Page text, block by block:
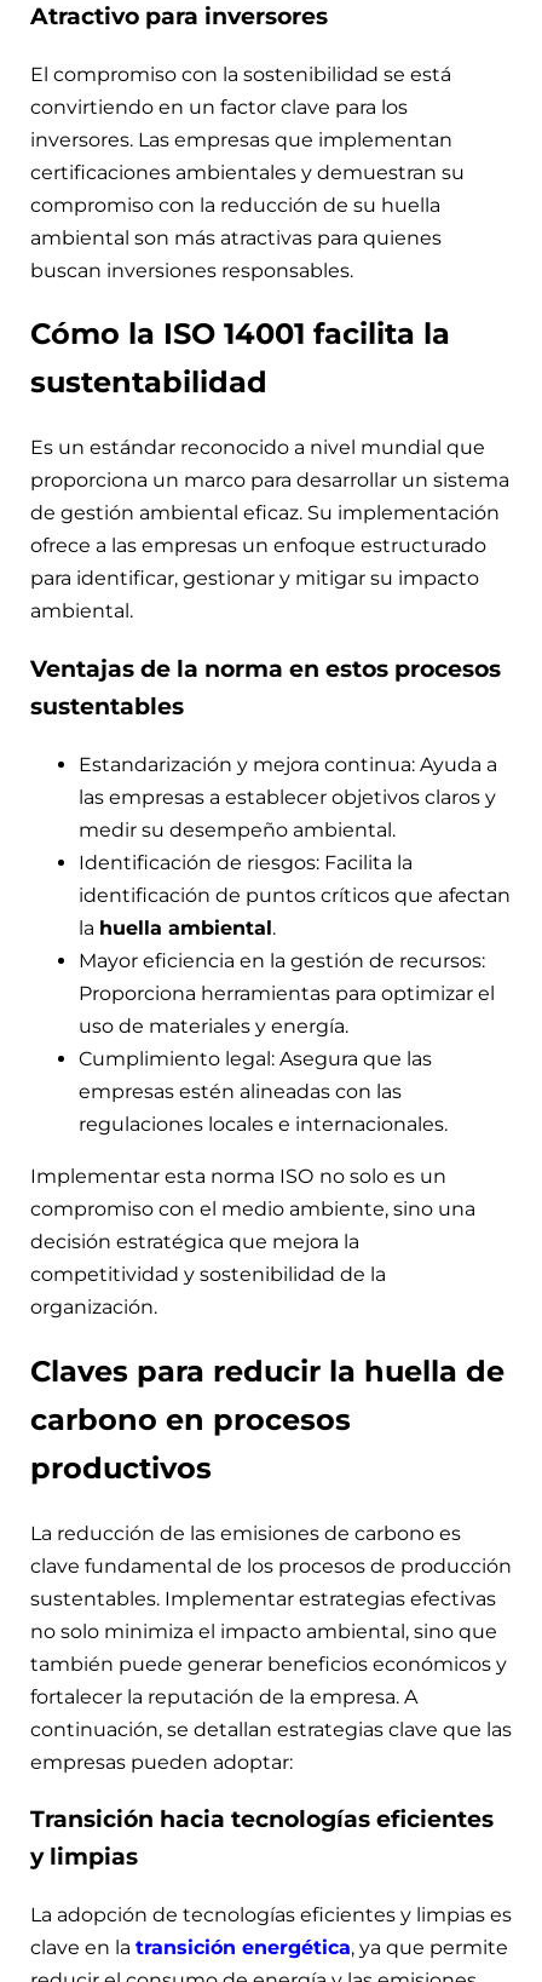
Atractivo para inversores
El compromiso con la sostenibilidad se está
convirtiendo en un factor clave para los
inversores. Las empresas que implementan
certificaciones ambientales y demuestran su
compromiso con la reducción de su huella
ambiental son más atractivas para quienes
buscan inversiones responsables.
Cómo la ISO 14001 facilita la
sustentabilidad
Es un estándar reconocido a nivel mundial que
proporciona un marco para desarrollar un sistema
de gestión ambiental eficaz. Su implementación
ofrece a las empresas un enfoque estructurado
para identificar, gestionar y mitigar su impacto
ambiental.
Ventajas de la norma en estos procesos
sustentables
Estandarización y mejora continua: Ayuda a
las empresas a establecer objetivos claros y
medir su desempeño ambiental.
Identificación de riesgos: Facilita la
identificación de puntos críticos que afectan
la huella ambiental.
Mayor eficiencia en la gestión de recursos:
Proporciona herramientas para optimizar el
uso de materiales y energía.
Cumplimiento legal: Asegura que las
empresas estén alineadas con las
regulaciones locales e internacionales.
Implementar esta norma ISO no solo es un
compromiso con el medio ambiente, sino una
decisión estratégica que mejora la
competitividad y sostenibilidad de la
organización.
Claves para reducir la huella de
carbono en procesos
productivos
La reducción de las emisiones de carbono es
clave fundamental de los procesos de producción
sustentables. Implementar estrategias efectivas
no solo minimiza el impacto ambiental, sino que
también puede generar beneficios económicos y
fortalecer la reputación de la empresa. A
continuación, se detallan estrategias clave que las
empresas pueden adoptar:
Transición hacia tecnologías eficientes
y limpias
La adopción de tecnologías eficientes y limpias es
clave en la transición energética, ya que permite